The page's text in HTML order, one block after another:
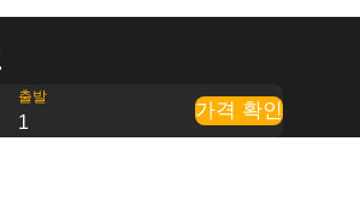
출발
1
가격 확인